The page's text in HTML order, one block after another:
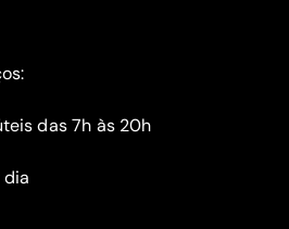
das 7h às 20h
dia